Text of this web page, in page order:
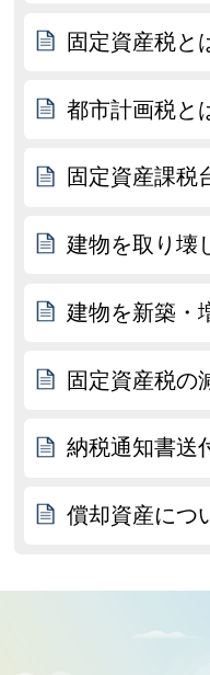
固定資産税と
都市計画税と
固定資産課税
建物を取り壊
建物を新築・
固定資産税の
納税通知書送
償却資産につ